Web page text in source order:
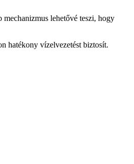
lehetővé teszi, hogy
hatékony vízelvezetést biztosít.